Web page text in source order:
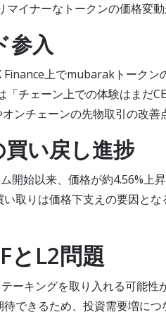
イナーなトークンの価格変動
参入
Finance上でmubarakトークン
「チェーン上での体験はまだ
ンチェーンの先物取引の改善
い戻し進捗
開始以来、価格が約4.56%上
取りは価格下支えの要因と
とL2問題
ーキングを取り入れる可能
できるため、投資需要増に